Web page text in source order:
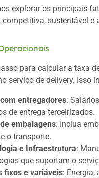
explorar os principais
competitiva, sustentável e
para calcular a taxa
serviço de delivery. Isso
entregadores:
de entrega terceirizados.
embalagens: Inclua
o transporte.
e Infraestrutura:
que suportam o
fixos e variáveis: